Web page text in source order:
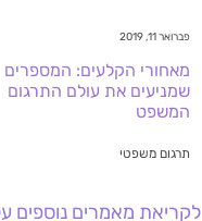
פברואר 11, 2019
מאחורי הקלעים: המספרים
שמניעים את עולם התרגום
המשפט
תרגום משפטי
לקריאת מאמרים נוספים